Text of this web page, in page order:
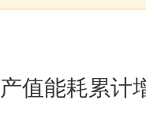
值能耗累计